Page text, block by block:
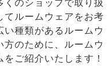
のショップで取り扱
てルームウェアをお考
い種類があるルームウ
方のために、ルームウ
ご紹介いたします！